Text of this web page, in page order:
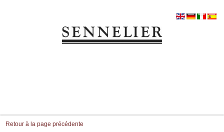
Retour à la page précédente